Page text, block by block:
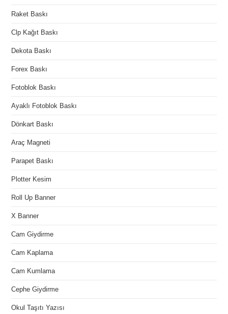
Raket Baskı
Clp Kağıt Baskı
Dekota Baskı
Forex Baskı
Fotoblok Baskı
Ayaklı Fotoblok Baskı
Dönkart Baskı
Araç Magneti
Parapet Baskı
Plotter Kesim
Roll Up Banner
X Banner
Cam Giydirme
Cam Kaplama
Cam Kumlama
Cephe Giydirme
Okul Taşıtı Yazısı